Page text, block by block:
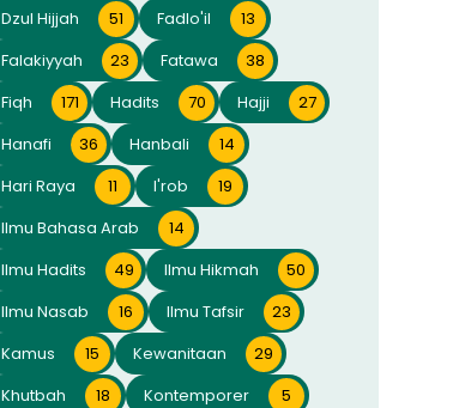
Dzul Hijjah
51 Fadlo'il
13
Falakiyyah
23 Fatawa
38
Fiqh
171 Hadits 70 Hajji
27
Hanafi
36 Hanbali
14
Hari Raya
11 I'rob
19
Ilmu Bahasa Arab
14
Ilmu Hadits
49 Ilmu Hikmah
50
Ilmu Nasab
16 Ilmu Tafsir
23
Kamus
15 Kewanitaan
29
Khutbah
18 Kontemporer
5